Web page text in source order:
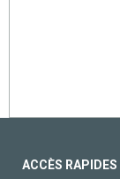
ACCÈS RAPIDES